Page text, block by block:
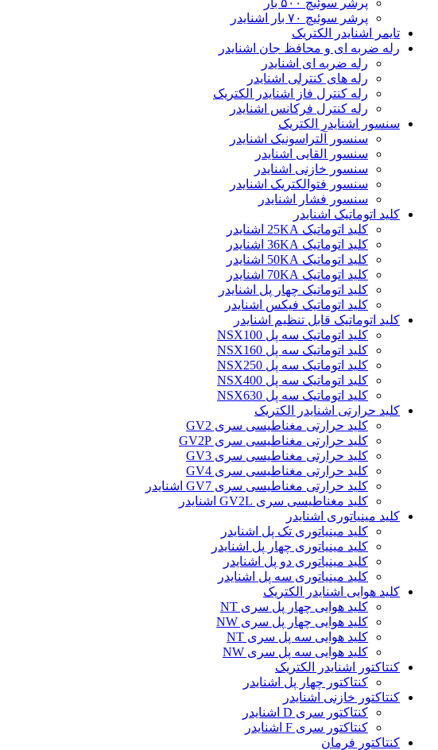
پرشر سوئیچ ۵۰۰ بار
پرشر سوئیچ ۷۰ بار اشنایدر
تایمر اشنایدر الکتریک
رله ضربه ای و محافظ جان اشنایدر
رله ضربه ای اشنایدر
رله های کنترلی اشنایدر
رله کنترل فاز اشنایدر الکتریک
رله کنترل فرکانس اشنایدر
سنسور اشنایدر الکتریک
سنسور آلتراسونیک اشنایدر
سنسور القایی اشنایدر
سنسور خازنی اشنایدر
سنسور فتوالکتریک اشنایدر
سنسور فشار اشنایدر
کلید اتوماتیک اشنایدر
کلید اتوماتیک 25KA اشنایدر
کلید اتوماتیک 36KA اشنایدر
کلید اتوماتیک 50KA اشنایدر
کلید اتوماتیک 70KA اشنایدر
کلید اتوماتیک چهار پل اشنایدر
کلید اتوماتیک فیکس اشنایدر
کلید اتوماتیک قابل تنظیم اشنایدر
کلید اتوماتیک سه پل NSX100
کلید اتوماتیک سه پل NSX160
کلید اتوماتیک سه پل NSX250
کلید اتوماتیک سه پل NSX400
کلید اتوماتیک سه پل NSX630
کلید حرارتی اشنایدر الکتریک
کليد حرارتی مغناطيسی سری GV2
کليد حرارتی مغناطيسی سری GV2P
کليد حرارتی مغناطيسی سری GV3
کليد حرارتی مغناطيسی سری GV4
کليد حرارتی مغناطيسی سری GV7 اشنایدر
کليد مغناطيسی سری GV2L اشنایدر
کلید مينياتوری اشنایدر
کلید مینیاتوری تک پل اشنایدر
کلید مینیاتوری چهار پل اشنایدر
کلید مینیاتوری دو پل اشنایدر
کلید مینیاتوری سه پل اشنایدر
کلید هوایی اشنایدر الکتریک
کلید هوایی چهار پل سری NT
کلید هوایی چهار پل سری NW
کلید هوایی سه پل سری NT
کلید هوایی سه پل سری NW
کنتاکتور اشنایدر الکتریک
کنتاکتور چهار پل اشنایدر
کنتاکتور خازنی اشنایدر
کنتاکتور سری D اشنایدر
کنتاکتور سری F اشنایدر
کنتاکتور فرمان